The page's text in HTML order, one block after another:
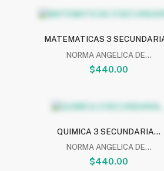
MATEMATICAS 3
NORMA ANGELICA DE...
$440.00
QUIMICA 3 SECUNDARIA...
NORMA ANGELICA DE...
$440.00